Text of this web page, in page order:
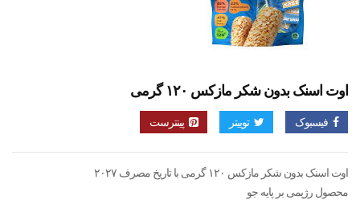
اوت اسنک بدون شکر مازکس ۱۲۰ گرمی
فیسبوک توییتر پینترست
اوت اسنک بدون شکر مازکس ۱۲۰ گرمی با تاریخ مصرف ۲۰۲۷
محصول رژیمی بر پایه جو